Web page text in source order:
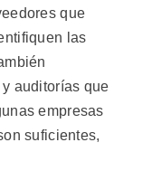
que
las
auditorías que
empresas
suficientes,